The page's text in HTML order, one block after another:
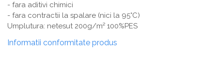
- fara aditivi chimici
- fara contractii la spalare (nici la 95°C)
Umplutura: netesut 200g/m² 100%PES
Informatii conformitate produs